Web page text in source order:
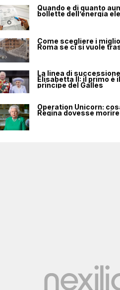
Quando e di quanto
bollette dell’energia
Come scegliere i
Roma se ci si vuole
La linea di
Elisabetta II: il primo è
principe del Galles
Operation Unicorn:
Regina dovesse